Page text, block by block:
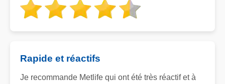
Rapide et réactifs
Je recommande Metlife qui ont été très réactif et à